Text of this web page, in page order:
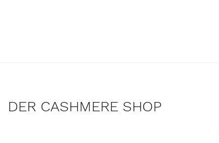
DER CASHMERE SHOP